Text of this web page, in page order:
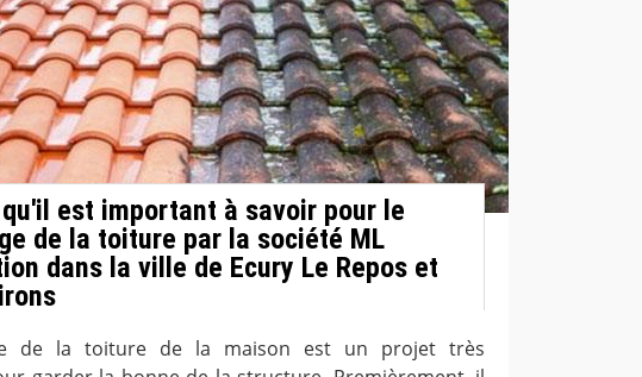
est important à savoir pour le
de la toiture par la société ML
dans la ville de Ecury Le Repos et
de la toiture de la maison est un projet très